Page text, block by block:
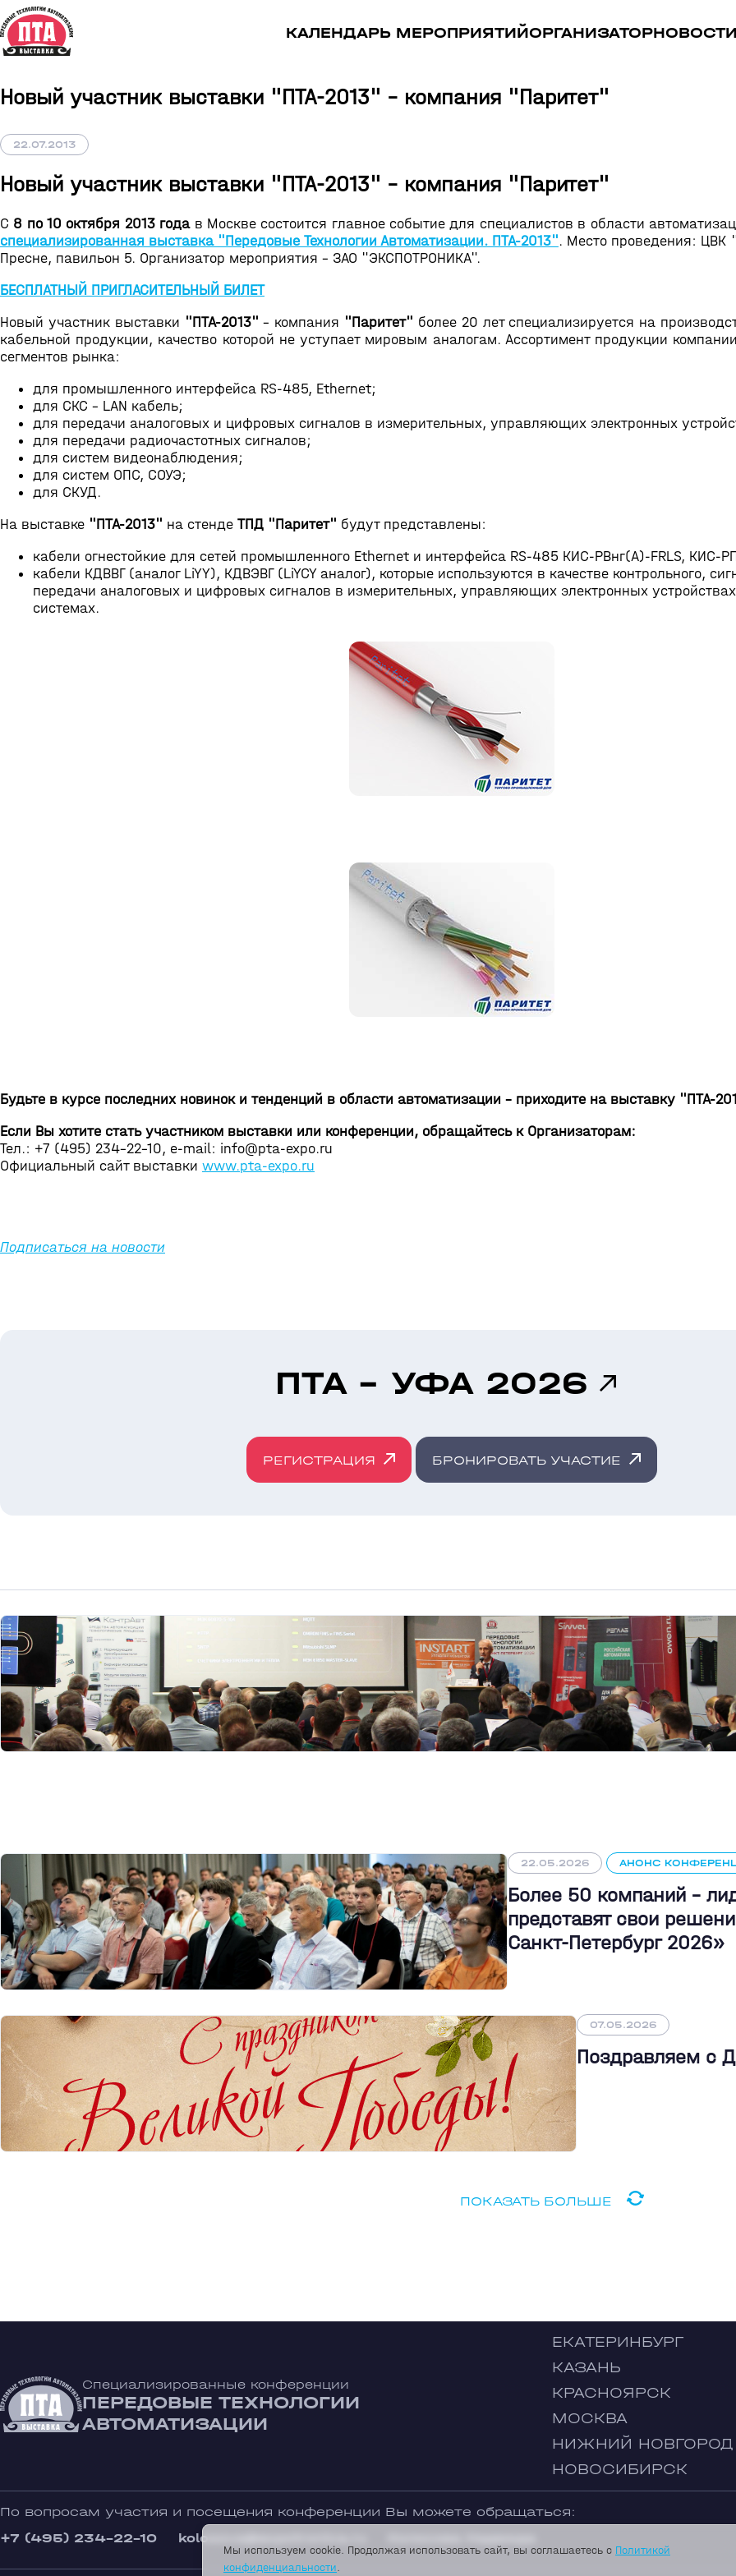
КАЛЕНДАРЬ МЕРОПРИЯТИЙОРГАНИЗАТОР
Новый участник выставки "ПТА-2013" - компания "Паритет"
22.07.2013
Новый участник выставки "ПТА-2013" - компания "Паритет"
C 8 по 10 октября 2013 годав Москве состоится главное событие для специалистов в области
специализированная выставка "Передовые Технологии Автоматизации. ПТА-2013". Место проведения: ЦВК
Пресне, павильон 5. Организатор мероприятия - ЗАО "ЭКСПОТРОНИКА".
БЕСПЛАТНЫЙ ПРИГЛАСИТЕЛЬНЫЙ БИЛЕТ
Новый участник выставки "ПТА-2013" - компания "Паритет" более 20 лет специализируется на
кабельной продукции, качество которой не уступает мировым аналогам. Ассортимент продукции
сегментов рынка:
для промышленного интерфейса RS-485, Ethernet;
для СКС - LAN кабель;
для передачи аналоговых и цифровых сигналов в измерительных, управляющих электронных
для передачи радиочастотных сигналов;
для систем видеонаблюдения;
для систем ОПС, СОУЭ;
для СКУД.
На выставке "ПТА-2013" на стенде ТПД "Паритет" будут представлены:
кабели огнестойкие для сетей промышленного Ethernet и интерфейса RS-485 КИС-РВнг(А)-FRLS, КИС-
кабели КДВВГ (аналог LiYY), КДВЭВГ (LiYCY аналог), которые используются в качестве контрольного,
передачи аналоговых и цифровых сигналов в измерительных, управляющих электронных
системах.
Будьте в курсе последних новинок и тенденций в области автоматизации - приходите на выставку "ПТА-
Если Вы хотите стать участником выставки или конференции, обращайтесь к Организаторам:
Тел.: +7 (495) 234-22-10, e-mail: info@pta-expo.ru
Официальный сайт выставки www.pta-expo.ru
Подписаться на новости
ПТА - УФА 2026
РЕГИСТРАЦИЯ БРОНИРОВАТЬ УЧАСТИЕ
22.05.2026 АНОНС
Более 50 компаний -
представят свои
Санкт-Петербург 2026»
07.05.2026
Поздравляем с
ПОКАЗАТЬ БОЛЬШЕ
Специализированные конференции
ПЕРЕДОВЫЕ ТЕХНОЛОГИИ
АВТОМАТИЗАЦИИ
ЕКАТЕРИНБУРГ
КАЗАНЬ
КРАСНОЯРСК
МОСКВА
НИЖНИЙ НОВГОРОД
НОВОСИБИРСК
По вопросам участия и посещения конференции Вы можете обращаться:
+7 (495) 234-22-10
kolosova@expotronica.ru
Мы используем cookie. Продолжая использовать сайт, вы соглашаетесь с Политикой
конфиденциальности.